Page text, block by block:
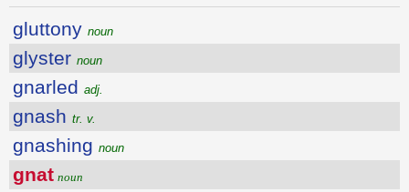
gluttony noun
glyster noun
gnarled adj.
gnash tr. v.
gnashing noun
gnat noun